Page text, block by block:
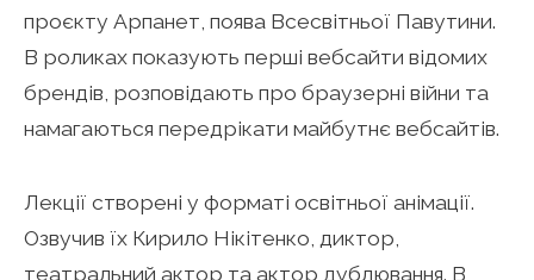
проєкту Арпанет, поява Всесвітньої Павутини.
В роликах показують перші вебсайти відомих
брендів, розповідають про браузерні війни та
намагаються передрікати майбутнє вебсайтів.
Лекції створені у форматі освітньої анімації.
Озвучив їх Кирило Нікітенко, диктор,
театральний актор та актор дублювання. В